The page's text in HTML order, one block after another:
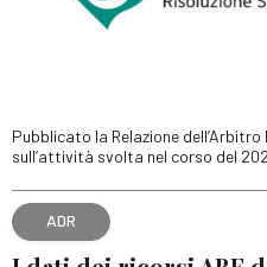
Pubblicato la Relazione
sull’attività svolta nel corso del
ADR